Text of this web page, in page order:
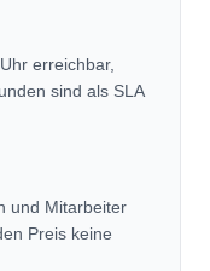
erreichbar,
sind als SLA
und Mitarbeiter
Preis keine